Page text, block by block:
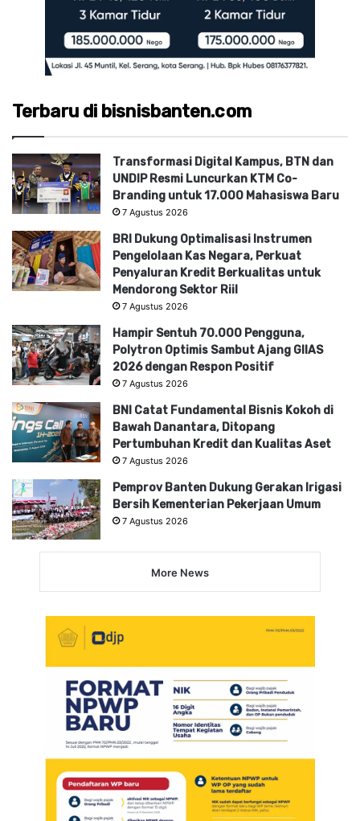
Terbaru di bisnisbanten.com
Transformasi Digital Kampus, BTN dan
UNDIP Resmi Luncurkan KTM Co-
Branding untuk 17.000 Mahasiswa Baru
7 Agustus 2026
BRI Dukung Optimalisasi Instrumen
Pengelolaan Kas Negara, Perkuat
Penyaluran Kredit Berkualitas untuk
Mendorong Sektor Riil
7 Agustus 2026
Hampir Sentuh 70.000 Pengguna,
Polytron Optimis Sambut Ajang GIIAS
2026 dengan Respon Positif
7 Agustus 2026
BNI Catat Fundamental Bisnis Kokoh di
Bawah Danantara, Ditopang
Pertumbuhan Kredit dan Kualitas Aset
7 Agustus 2026
Pemprov Banten Dukung Gerakan Irigasi
Bersih Kementerian Pekerjaan Umum
7 Agustus 2026
More News